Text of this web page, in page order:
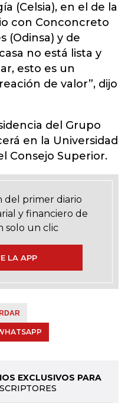
(Celsia), en el de la
con Conconcreto
(Odinsa) y de
no está lista y
esto es un
de valor”, dijo
del Grupo
en la Universidad
Consejo Superior.
del primer diario
y financiero de
solo un clic
LA APP
EXCLUSIVOS PARA